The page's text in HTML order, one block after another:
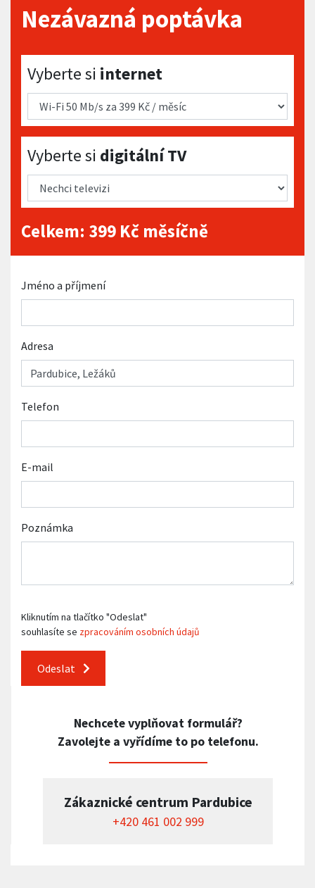
Nezávazná poptávka
Vyberte si internet
Vyberte si internet
Vyberte si digitální TV
Vyberte si digitální TV
Celkem: 399 Kč měsíčně
Jméno a příjmení
Adresa
Telefon
E-mail
Poznámka
Kliknutím na tlačítko "Odeslat"
souhlasíte se zpracováním osobních údajů
Odeslat
Nechcete vyplňovat formulář?
Zavolejte a vyřídíme to po telefonu.
Zákaznické centrum Pardubice
+420 461 002 999